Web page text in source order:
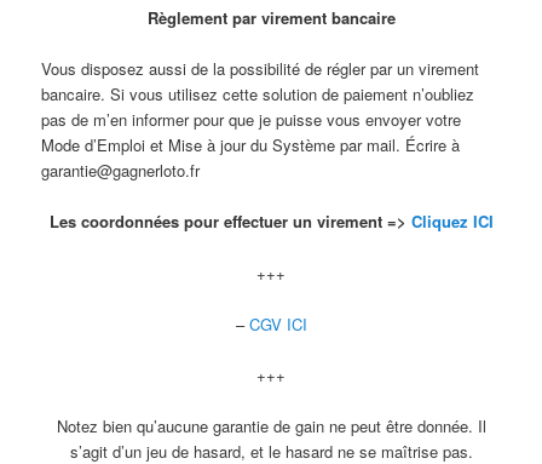
Règlement par virement bancaire
Vous disposez aussi de la possibilité de régler par un virement
bancaire. Si vous utilisez cette solution de paiement n’oubliez
pas de m’en informer pour que je puisse vous envoyer votre
Mode d’Emploi et Mise à jour du Système par mail. Écrire à
garantie@gagnerloto.fr
Les coordonnées pour effectuer un virement => Cliquez ICI
+++
–CGV ICI
+++
Notez bien qu’aucune garantie de gain ne peut être donnée. Il
s’agit d’un jeu de hasard, et le hasard ne se maîtrise pas.